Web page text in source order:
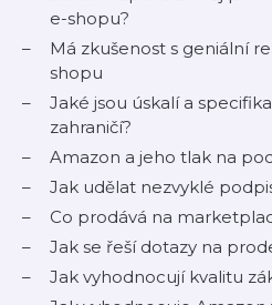
e-shopu?
Má zkušenost s geniální
shopu
Jaké jsou úskalí a
zahraničí?
Amazon a jeho tlak na
Jak udělat nezvyklé
Co prodává na
Jak se řeší dotazy na
Jak vyhodnocují kvalitu